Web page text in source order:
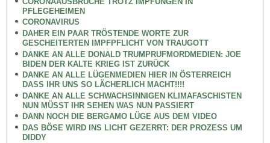
PFLEGEHEIMEN
CORONAVIRUS
DAHER EIN PAAR TRÖSTENDE WORTE ZUR
GESCHEITERTEN IMPFPFLICHT VON TRAUGOTT
DANKE AN ALLE DONALD TRUMPRUFMORDMEDIEN: JOE
BIDEN DER KALTE KRIEG IST ZURÜCK
DANKE AN ALLE LÜGENMEDIEN HIER IN ÖSTERREICH
DASS IHR UNS SO LÄCHERLICH MACHT!!!!
DANKE AN ALLE SCHWACHSINNIGEN KLIMAFASCHISTEN
NUN MÜSST IHR SEHEN WAS NUN PASSIERT
DANN NOCH DIE BERGAMO LÜGE AUS DEM VIDEO
DAS BÖSE WIRD INS LICHT GEZERRT: DER PROZESS UM
DIDDY